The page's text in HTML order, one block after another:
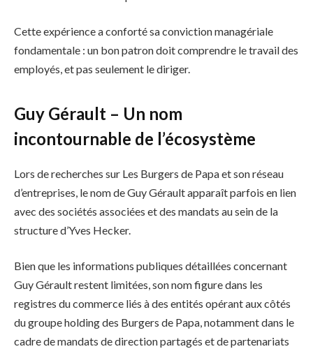
Cette expérience a conforté sa conviction managériale
fondamentale : un bon patron doit comprendre le travail des
employés, et pas seulement le diriger.
Guy Gérault – Un nom
incontournable de l’écosystème
Lors de recherches sur Les Burgers de Papa et son réseau
d’entreprises, le nom de Guy Gérault apparaît parfois en lien
avec des sociétés associées et des mandats au sein de la
structure d’Yves Hecker.
Bien que les informations publiques détaillées concernant
Guy Gérault restent limitées, son nom figure dans les
registres du commerce liés à des entités opérant aux côtés
du groupe holding des Burgers de Papa, notamment dans le
cadre de mandats de direction partagés et de partenariats